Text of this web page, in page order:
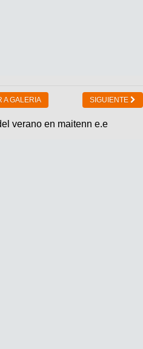
A GALERIA SIGUIENTE
verano en maitenn e.e